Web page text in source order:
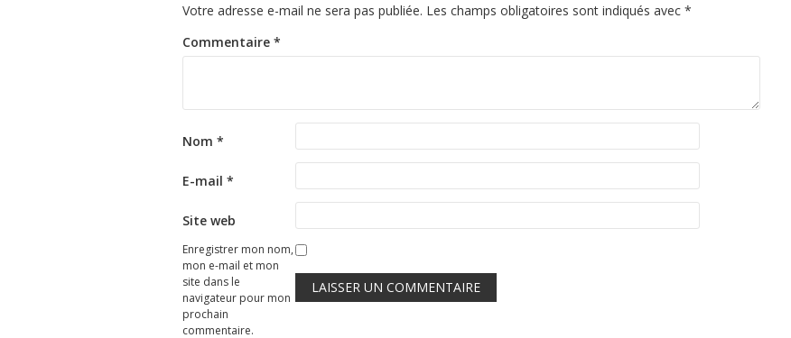
Votre adresse e-mail ne sera pas publiée. Les champs obligatoires sont indiqués avec *
Commentaire *
Nom *
E-mail *
Site web
Enregistrer mon nom,
mon e-mail et mon
site dans le
navigateur pour mon
prochain
commentaire.